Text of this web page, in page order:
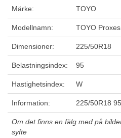
Märke: TOYO
Modellnamn: TOYO
Dimensioner: 225/50R18
Belastningsindex: 95
Hastighetsindex: W
Information: 225/50R18
Om det finns en fälg med på
syfte